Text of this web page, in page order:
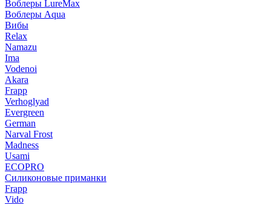
Воблеры LureMax
Воблеры Aqua
Вибы
Relax
Namazu
Ima
Vodenoi
Akara
Frapp
Verhoglyad
Evergreen
German
Narval Frost
Madness
Usami
ECOPRO
Силиконовые приманки
Frapp
Vido